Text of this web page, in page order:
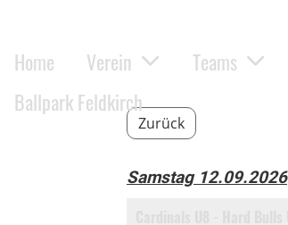
Home Verein Teams
Ballpark Feldkirch
Zurück
Samstag 12.09.2026